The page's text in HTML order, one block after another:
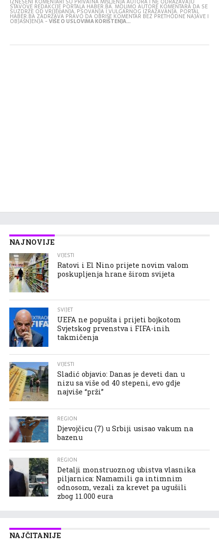
STAVOVE REDAKCIJE PORTALA HABER.BA. MOLIMO AUTORE KOMENTARA DA SE
SUZDRŽE OD VRIJEĐANJA, PSOVANJA I VULGARNOG IZRAŽAVANJA. PORTAL
HABER.BA ZADRŽAVA PRAVO DA OBRIŠE KOMENTAR BEZ PRETHODNE NAJAVE I
OBJAŠNJENJA -VIŠE O USLOVIMA KORIŠTENJA...
NAJNOVIJE
VIJESTI
Ratovi i El Nino prijete novim valom
poskupljenja hrane širom svijeta
SVIJET
UEFA ne popušta i prijeti bojkotom
Svjetskog prvenstva i FIFA-inih
takmičenja
VIJESTI
Sladić objavio: Danas je deveti dan u
nizu sa više od 40 stepeni, evo gdje
najviše “prži”
REGION
Djevojčicu (7) u Srbiji usisao vakum na
bazenu
REGION
Detalji monstruoznog ubistva vlasnika
piljarnica: Namamili ga intimnim
odnosom, vezali za krevet pa ugušili
zbog 11.000 eura
NAJČITANIJE